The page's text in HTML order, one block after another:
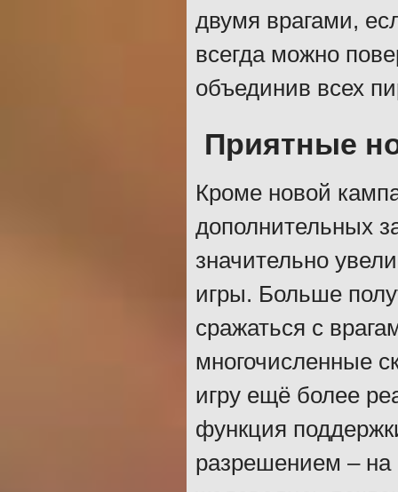
двумя врагами,
всегда можно
объединив всех
Приятные
Кроме новой
дополнительных
значительно
игры. Больше
сражаться с
многочисленные
игру ещё более
функция
разрешением – на